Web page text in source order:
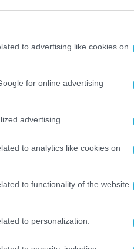
to advertising like cookies on
for online advertising
advertising.
to analytics like cookies on
to functionality of the website
to personalization.
το Β3 τελικά
τυχόν φυσικώς
την ίδια την ημέρα
θέματος.
από τις
μια επανάληψη με
της δομής του
κλήθηκε να εφαρμόσει
και επεξεργασία
να περιέχονται
έχει